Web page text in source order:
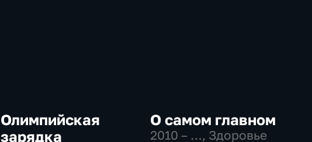
Олимпийская
зарядка
О самом главном
2010 – …, Здоровье